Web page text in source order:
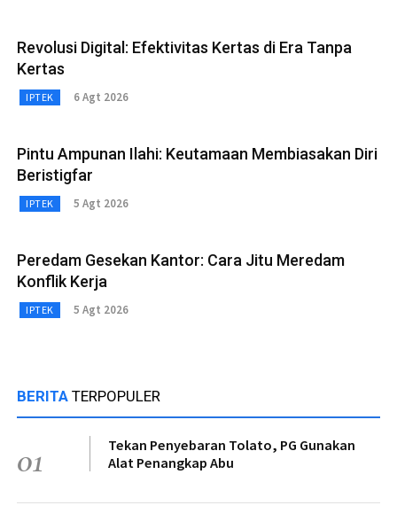
Revolusi Digital: Efektivitas Kertas di Era Tanpa
Kertas
IPTEK 6 Agt 2026
Pintu Ampunan Ilahi: Keutamaan Membiasakan Diri
Beristigfar
IPTEK 5 Agt 2026
Peredam Gesekan Kantor: Cara Jitu Meredam
Konflik Kerja
IPTEK 5 Agt 2026
BERITA TERPOPULER
01
Tekan Penyebaran Tolato, PG Gunakan
Alat Penangkap Abu